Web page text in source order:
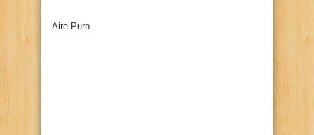
Aire Puro